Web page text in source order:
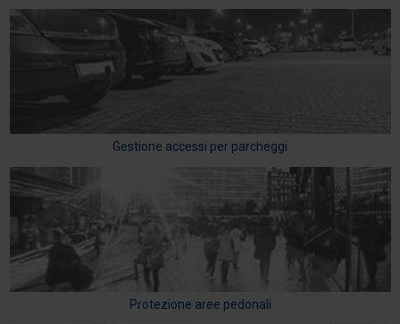
Gestione accessi per parcheggi
Protezione aree pedonali